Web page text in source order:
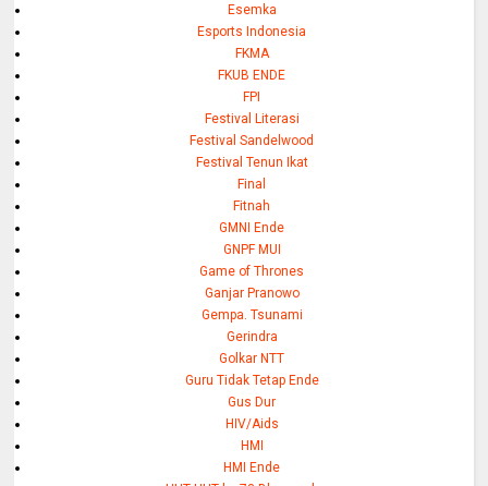
Esemka
Esports Indonesia
FKMA
FKUB ENDE
FPI
Festival Literasi
Festival Sandelwood
Festival Tenun Ikat
Final
Fitnah
GMNI Ende
GNPF MUI
Game of Thrones
Ganjar Pranowo
Gempa. Tsunami
Gerindra
Golkar NTT
Guru Tidak Tetap Ende
Gus Dur
HIV/Aids
HMI
HMI Ende